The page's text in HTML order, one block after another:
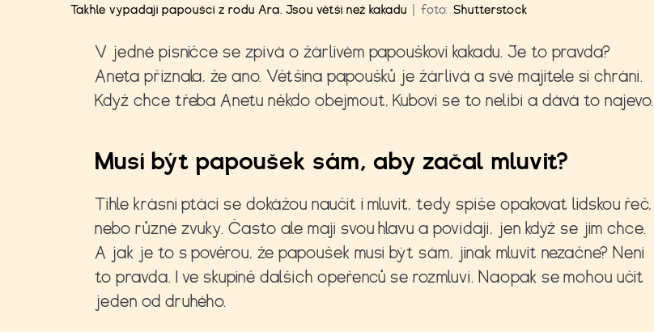
Takhle vypadají papoušci z rodu Ara. Jsou větší než kakadu foto: Shutterstock
V jedné písničce se zpívá o žárlivém papouškovi kakadu. Je to pravda?
Aneta přiznala, že ano. Většina papoušků je žárlivá a své majitele si chrání.
Když chce třeba Anetu někdo obejmout, Kubovi se to nelíbí a dává to najevo.
Musí být papoušek sám, aby začal mluvit?
Tihle krásní ptáci se dokážou naučit i mluvit, tedy spíše opakovat lidskou řeč,
nebo různé zvuky. Často ale mají svou hlavu a povídají, jen když se jim chce.
A jak je to s pověrou, že papoušek musí být sám, jinak mluvit nezačne? Není
to pravda. I ve skupině dalších opeřenců se rozmluví. Naopak se mohou učit
jeden od druhého.